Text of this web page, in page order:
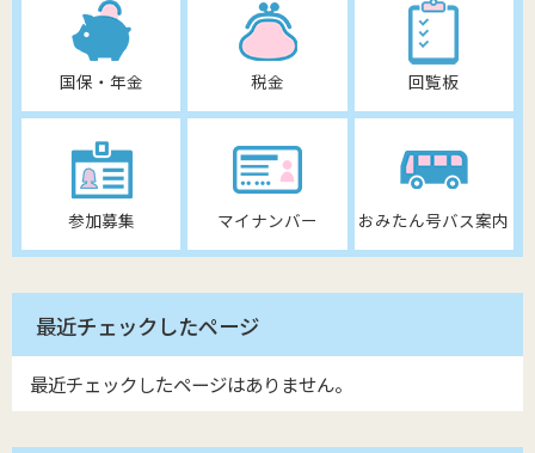
国保・年金 税金 回覧板
参加募集 マイナンバー おみたん号バス案内
最近チェックしたページ
最近チェックしたページはありません。